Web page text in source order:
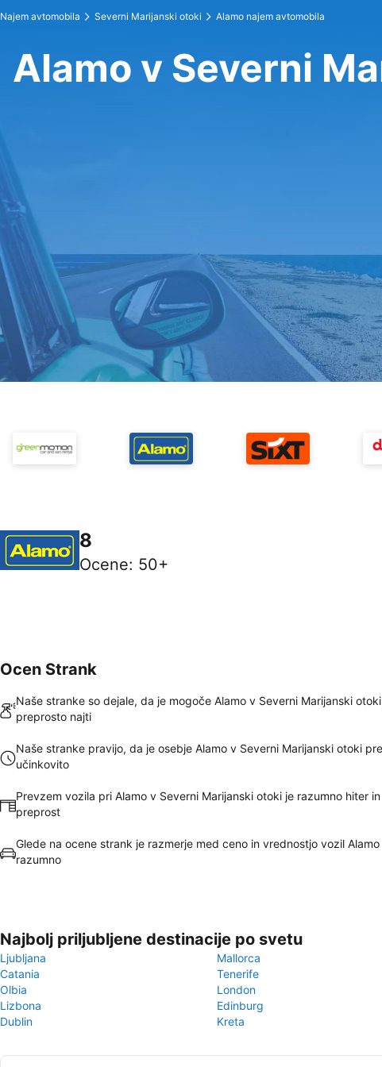
Najem avtomobila Severni Marijanski otoki Alamo najem avtomobila
Alamo v Severni
8
Ocene: 50+
Ocen Strank
Naše stranke so dejale, da je mogoče Alamo v Severni Marijanski
preprosto najti
Naše stranke pravijo, da je osebje Alamo v Severni Marijanski otoki
učinkovito
Prevzem vozila pri Alamo v Severni Marijanski otoki je razumno hiter in
preprost
Glede na ocene strank je razmerje med ceno in vrednostjo vozil Alamo
razumno
Najbolj priljubljene destinacije po svetu
Ljubljana
Mallorca
Catania
Tenerife
Olbia
London
Lizbona
Edinburg
Dublin
Kreta